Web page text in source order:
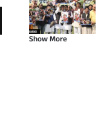
Show More